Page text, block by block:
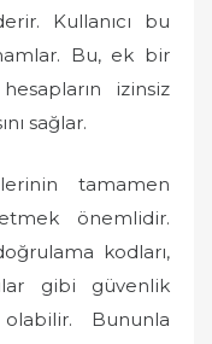
Kullanıcı bu
Bu, ek bir
izinsiz
sağlar.
tamamen
önemlidir.
kodları,
gibi güvenlik
olabilir. Bununla